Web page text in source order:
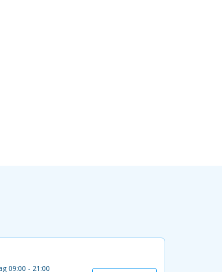
09:00 - 21:00